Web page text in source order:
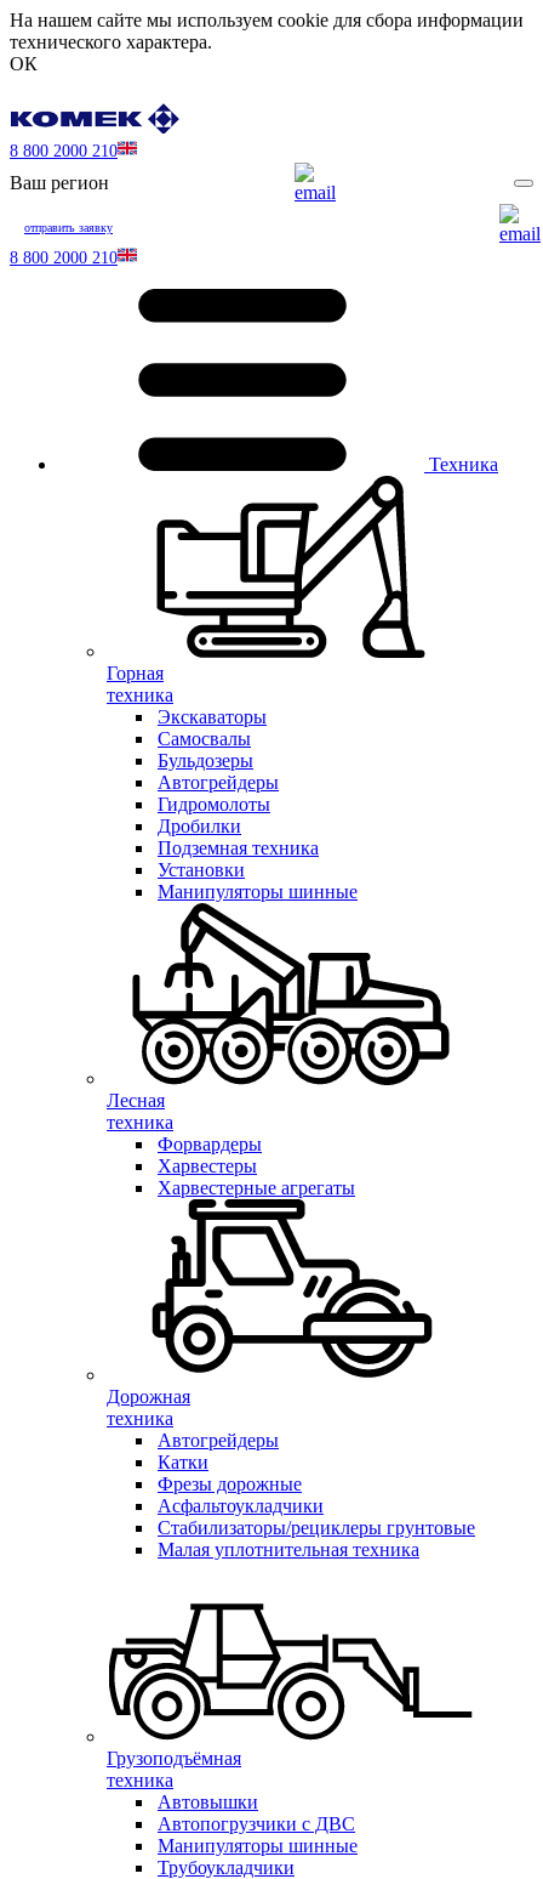
На нашем сайте мы используем cookie для сбора информации
технического характера.
ОК
8 800 2000 210
Ваш регион
отправить заявку
8 800 2000 210
Техника
Горная
техника
Экскаваторы
Самосвалы
Бульдозеры
Автогрейдеры
Гидромолоты
Дробилки
Подземная техника
Установки
Манипуляторы шинные
Лесная
техника
Форвардеры
Харвестеры
Харвестерные агрегаты
Дорожная
техника
Автогрейдеры
Катки
Фрезы дорожные
Асфальтоукладчики
Стабилизаторы/рециклеры грунтовые
Малая уплотнительная техника
Грузоподъёмная
техника
Автовышки
Автопогрузчики с ДВС
Манипуляторы шинные
Трубоукладчики